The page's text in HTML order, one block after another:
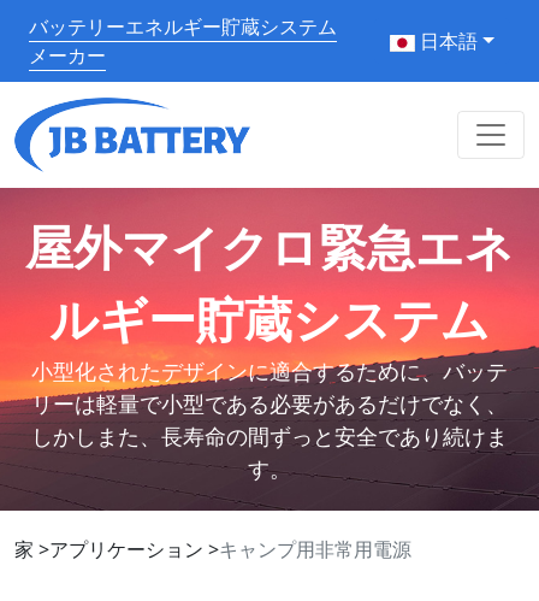
バッテリーエネルギー貯蔵システム
メーカー
日本語
屋外マイクロ緊急エネ
ルギー貯蔵システム
小型化されたデザインに適合するために、バッテ
リーは軽量で小型である必要があるだけでなく、
しかしまた、長寿命の間ずっと安全であり続けま
す。
家 >アプリケーション >キャンプ用非常用電源